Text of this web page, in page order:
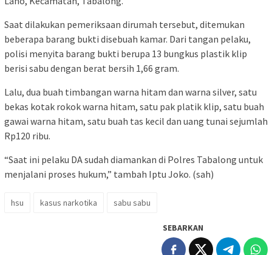
Saat dilakukan pemeriksaan dirumah tersebut, ditemukan
beberapa barang bukti disebuah kamar. Dari tangan pelaku,
polisi menyita barang bukti berupa 13 bungkus plastik klip
berisi sabu dengan berat bersih 1,66 gram.
Lalu, dua buah timbangan warna hitam dan warna silver, satu
bekas kotak rokok warna hitam, satu pak platik klip, satu buah
gawai warna hitam, satu buah tas kecil dan uang tunai sejumlah
Rp120 ribu.
“Saat ini pelaku DA sudah diamankan di Polres Tabalong untuk
menjalani proses hukum,” tambah Iptu Joko. (sah)
hsu kasus narkotika sabu sabu
SEBARKAN